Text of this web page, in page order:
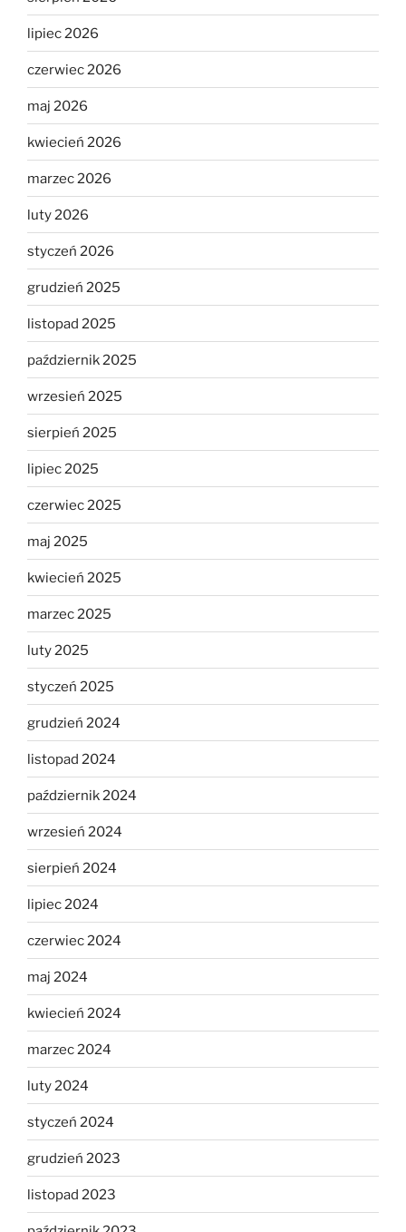
lipiec 2026
czerwiec 2026
maj 2026
kwiecień 2026
marzec 2026
luty 2026
styczeń 2026
grudzień 2025
listopad 2025
październik 2025
wrzesień 2025
sierpień 2025
lipiec 2025
czerwiec 2025
maj 2025
kwiecień 2025
marzec 2025
luty 2025
styczeń 2025
grudzień 2024
listopad 2024
październik 2024
wrzesień 2024
sierpień 2024
lipiec 2024
czerwiec 2024
maj 2024
kwiecień 2024
marzec 2024
luty 2024
styczeń 2024
grudzień 2023
listopad 2023